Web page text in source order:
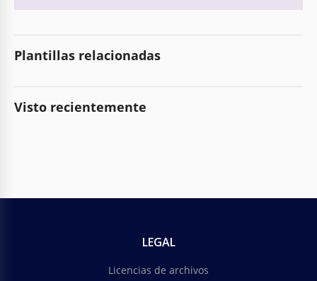
Plantillas relacionadas
Visto recientemente
LEGAL
Licencias de archivos